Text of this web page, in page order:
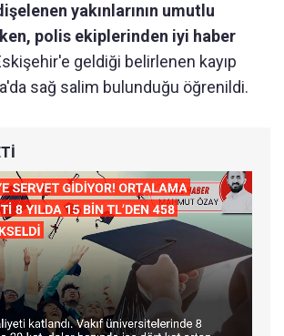
yakınlarının umutlu
polis ekiplerinden iyi haber
geldiği belirlenen kayıp
sağ salim bulunduğu öğrenildi.